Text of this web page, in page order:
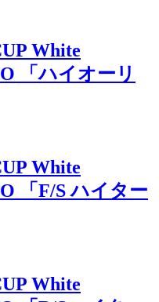
White
「ハイオーリ
White
「F/S ハイター
White